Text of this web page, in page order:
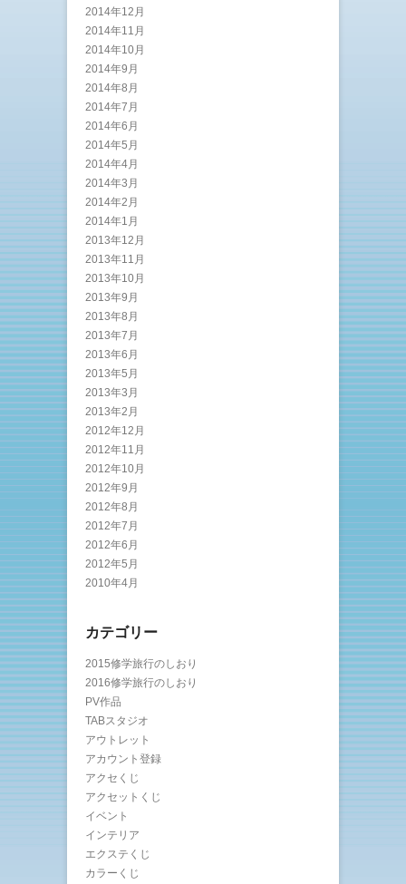
2014年12月
2014年11月
2014年10月
2014年9月
2014年8月
2014年7月
2014年6月
2014年5月
2014年4月
2014年3月
2014年2月
2014年1月
2013年12月
2013年11月
2013年10月
2013年9月
2013年8月
2013年7月
2013年6月
2013年5月
2013年3月
2013年2月
2012年12月
2012年11月
2012年10月
2012年9月
2012年8月
2012年7月
2012年6月
2012年5月
2010年4月
カテゴリー
2015修学旅行のしおり
2016修学旅行のしおり
PV作品
TABスタジオ
アウトレット
アカウント登録
アクセくじ
アクセットくじ
イベント
インテリア
エクステくじ
カラーくじ